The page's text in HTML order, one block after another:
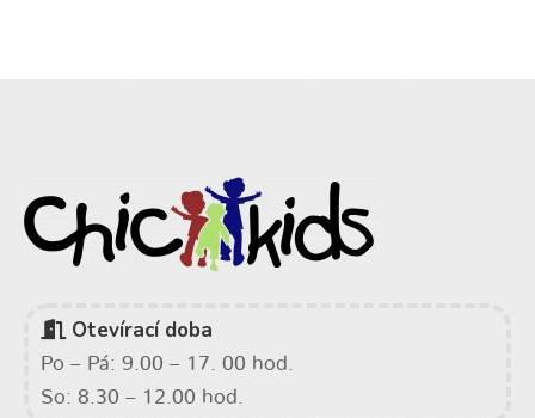
Otevírací doba
Po – Pá: 9.00 – 17. 00 hod.
So: 8.30 – 12.00 hod.